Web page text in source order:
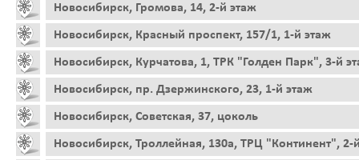
Новосибирск, Громова, 14, 2-й этаж
Новосибирск, Красный проспект, 157/1, 1-й этаж
Новосибирск, Курчатова, 1, ТРК "Голден Парк", 3-й
Новосибирск, пр. Дзержинского, 23, 1-й этаж
Новосибирск, Советская, 37, цоколь
Новосибирск, Троллейная, 130а, ТРЦ "Континент", 2-